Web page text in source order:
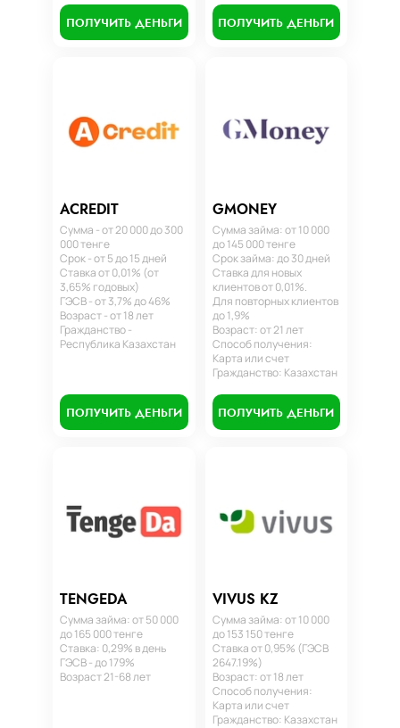
ПОЛУЧИТЬ ДЕНЬГИ ПОЛУЧИТЬ ДЕНЬГИ
ACREDIT
Сумма - от 20 000 до 300
000 тенге
Срок - от 5 до 15 дней
Ставка от 0,01% (от
3,65% годовых)
ГЭСВ - от 3,7% до 46%
Возраст - от 18 лет
Гражданство -
Республика Казахстан
ПОЛУЧИТЬ ДЕНЬГИ
GMONEY
Сумма займа: от 10 000
до 145 000 тенге
Срок займа: до 30 дней
Ставка для новых
клиентов от 0,01%.
Для повторных клиентов
до 1,9%
Возраст: от 21 лет
Способ получения:
Карта или счет
Гражданство: Казахстан
ПОЛУЧИТЬ ДЕНЬГИ
TENGEDA
Сумма займа: от 50 000
до 165 000 тенге
Ставка: 0,29% в день
ГЭСВ - до 179%
Возраст 21-68 лет
VIVUS KZ
Сумма займа: от 10 000
до 153 150 тенге
Ставка от 0,95% (ГЭСВ
2647.19%)
Возраст: от 18 лет
Способ получения:
Карта или счет
Гражданство: Казахстан